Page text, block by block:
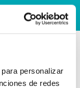
personalizar
de redes